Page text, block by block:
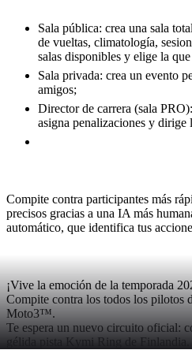
Sala pública: crea una sala
de vueltas, climatología,
salas disponibles y elige la que
Sala privada: crea un evento
amigos;
Director de carrera (sala
asigna penalizaciones y dirige
Compite contra participantes más
precisos gracias a una IA más
automático, que identifica tus
TEMPORADA 2020
¡Vive la emoción de la temporada
Compite contra los todos los
Moto3™.
Te espera un nuevo circuito oficial:
gélida pista Kymi Ring de Finlandia.